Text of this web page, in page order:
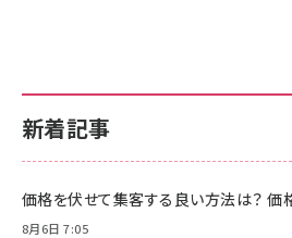
新着記事
価格を伏せて集客する良い方法は？ 価
8月6日 7:05